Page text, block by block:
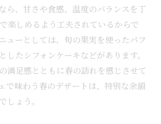
ら、甘さや食感、温度のバランスを丁
楽しめるよう工夫されているからで
ューとしては、旬の果実を使ったパフ
したシフォンケーキなどがあります。
満足感とともに春の訪れを感じさせて
で味わう春のデザートは、特別な余韻
しょう。